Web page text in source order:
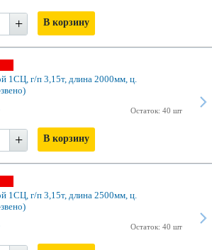
+ В корзину
1СЦ, г/п 3,15т, длина 2000мм, ц.
Остаток: 40 шт
+ В корзину
1СЦ, г/п 3,15т, длина 2500мм, ц.
Остаток: 40 шт